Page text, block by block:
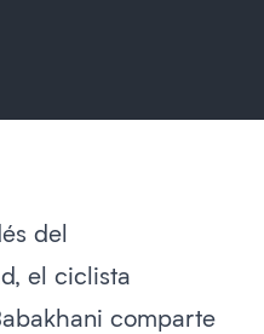
del
el ciclista
comparte